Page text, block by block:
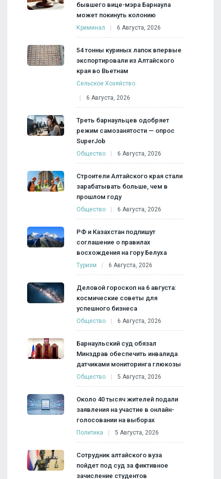
бывшего вице-мэра Барнаула
может покинуть колонию
Криминал 6 Августа, 2026
54 тонны куриных лапок впервые
экспортировали из Алтайского
края во Вьетнам
Сельское Хозяйство
6 Августа, 2026
Треть барнаульцев одобряет
режим самозанятости — опрос
SuperJob
Общество 6 Августа, 2026
Строители Алтайского края стали
зарабатывать больше, чем в
прошлом году
Общество 6 Августа, 2026
РФ и Казахстан подпишут
соглашение о правилах
восхождения на гору Белуха
Туризм 6 Августа, 2026
Деловой гороскоп на 6 августа:
космические советы для
успешного бизнеса
Общество 6 Августа, 2026
Барнаульский суд обязал
Минздрав обеспечить инвалида
датчиками мониторинга глюкозы
Общество 5 Августа, 2026
Около 40 тысяч жителей подали
заявления на участие в онлайн-
голосовании на выборах
Политика 5 Августа, 2026
Сотрудник алтайского вуза
пойдет под суд за фиктивное
зачисление студентов